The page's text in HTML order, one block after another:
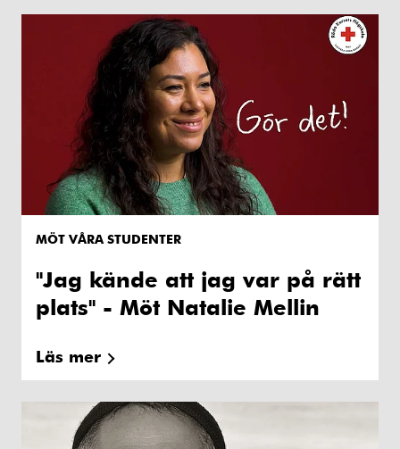
MÖT VÅRA STUDENTER
"Jag kände att jag var på rätt
plats" - Möt Natalie Mellin
Läs mer